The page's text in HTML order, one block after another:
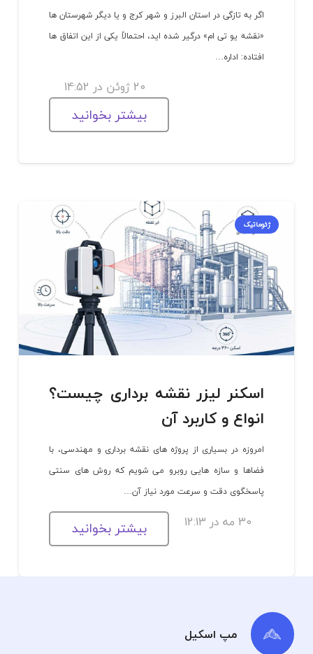
اگر به تازگی در استان البرز و شهر کرج و یا دیگر شهرستان ها
«نقشه یو تی ام» درگیر شده اید، احتمالاً یکی از این اتفاق ها
افتاده: اداره…
20 ژوئن در 14:52
بیشتر بخوانید
ژئوماتیک
اسکنر لیزر نقشه برداری چیست؟
انواع و کاربرد آن
امروزه در بسیاری از پروژه های نقشه برداری و مهندسی، با
فضاها و سازه هایی روبرو می شویم که روش های سنتی
پاسخگوی دقت و سرعت مورد نیاز آن…
30 مه در 12:13 بیشتر بخوانید
مپ اسکیل